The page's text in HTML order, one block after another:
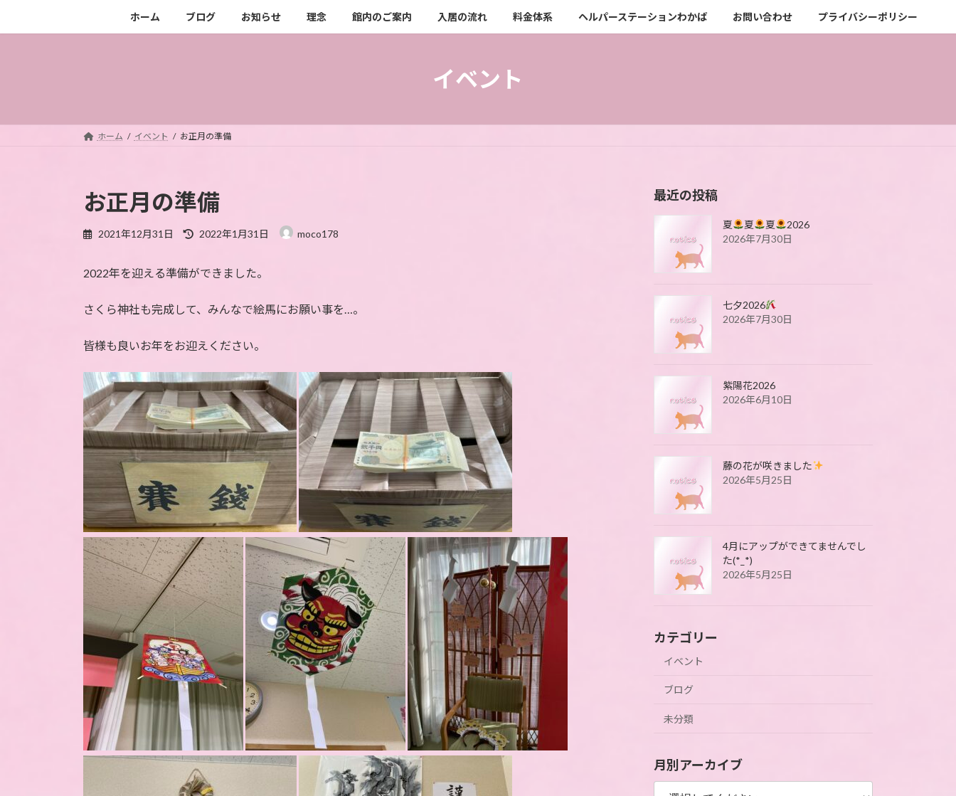
キ
に
ホーム ブログ お知らせ 理念 館内のご案内 入居の流れ 料金体系 ヘルパーステーションわかば お問い合わせ プライバシーポリシー
イベント
ホーム イベント お正月の準備
お正月の準備
2021年12月31日
最
新
:
2022年1月31日 moco178
2022年を迎える準備ができました。
さくら神社も完成して、みんなで絵馬にお願い事を…。
皆様も良いお年をお迎えください。
最近の投稿
夏 夏 夏
2026
2026年7月30日
七夕2026
2026年7月30日
紫陽花2026
2026年6月10日
藤の花が咲きました
2026年5月25日
4月にアップができてませんでし
た(*_*)
2026年5月25日
カテゴリー
イベント
ブログ
未分類
月別アーカイブ